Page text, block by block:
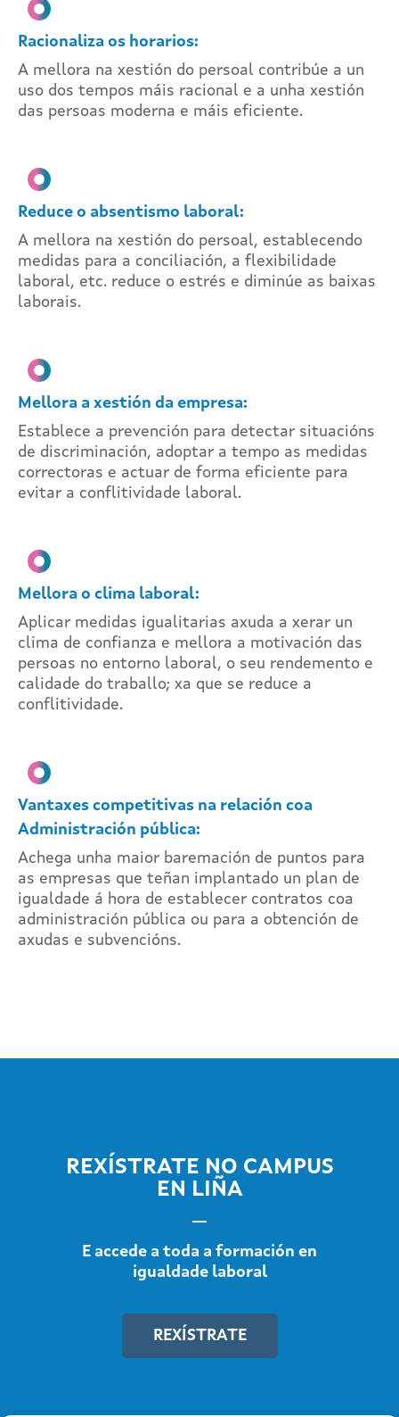
Racionaliza os horarios:
A mellora na xestión do persoal contribúe a un
uso dos tempos máis racional e a unha xestión
das persoas moderna e máis eficiente.
Reduce o absentismo laboral:
A mellora na xestión do persoal, establecendo
medidas para a conciliación, a flexibilidade
laboral, etc. reduce o estrés e diminúe as baixas
laborais.
Mellora a xestión da empresa:
Establece a prevención para detectar situacións
de discriminación, adoptar a tempo as medidas
correctoras e actuar de forma eficiente para
evitar a conflitividade laboral.
Mellora o clima laboral:
Aplicar medidas igualitarias axuda a xerar un
clima de confianza e mellora a motivación das
persoas no entorno laboral, o seu rendemento e
calidade do traballo; xa que se reduce a
conflitividade.
Vantaxes competitivas na relación coa
Administración pública:
Achega unha maior baremación de puntos para
as empresas que teñan implantado un plan de
igualdade á hora de establecer contratos coa
administración pública ou para a obtención de
axudas e subvencións.
REXÍSTRATE NO CAMPUS
EN LIÑA
E accede a toda a formación en
igualdade laboral
REXÍSTRATE